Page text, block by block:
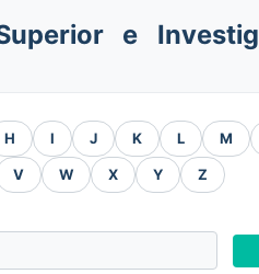
e
H I J K L M
V W X Y Z